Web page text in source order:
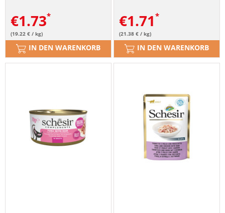
€1.73
(19.22 € / kg)
IN DEN WARENKORB
€1.71
(21.38 € / kg)
IN DEN WARENKORB